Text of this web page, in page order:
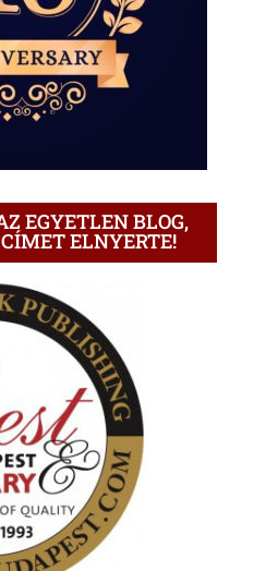
EGYETLEN BLOG,
ELNYERTE!